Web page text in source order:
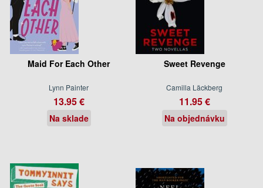
Maid For Each Other
Lynn Painter
13.95 €
Na sklade
Sweet Revenge
Camilla Läckberg
11.95 €
Na objednávku